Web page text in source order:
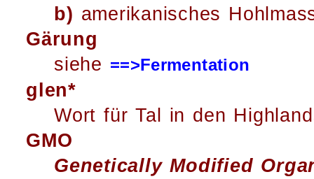
b) amerikanisches
Gärung
siehe ==>Fermentation
glen*
Wort für Tal in den
GMO
Genetically Modified